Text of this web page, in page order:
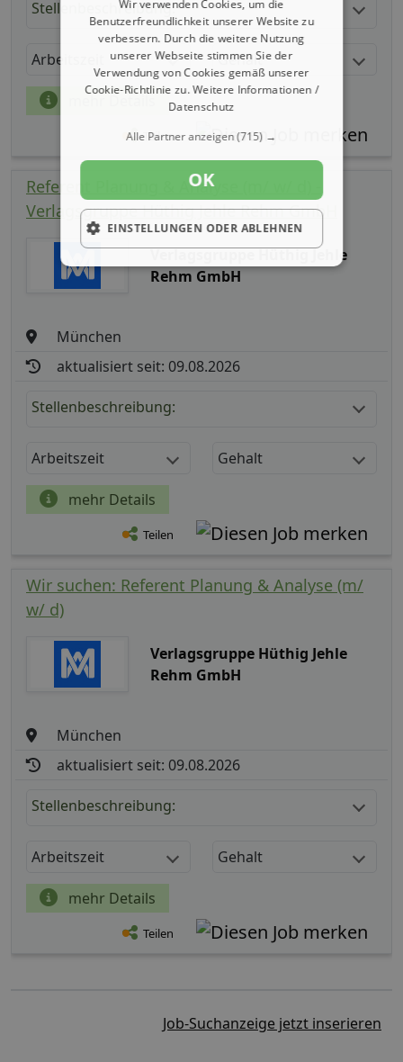
Stellenbeschreibung:
Arbeitszeit Gehalt
mehr Details
Teilen
Referent Planung & Analyse (m/ w/ d) -
Verlagsgruppe Hüthig Jehle Rehm GmbH
Verlagsgruppe Hüthig Jehle
Rehm GmbH
München
aktualisiert seit: 09.08.2026
Stellenbeschreibung:
Arbeitszeit Gehalt
mehr Details
Teilen
Wir suchen: Referent Planung & Analyse (m/
w/ d)
Verlagsgruppe Hüthig Jehle
Rehm GmbH
München
aktualisiert seit: 09.08.2026
Stellenbeschreibung:
Arbeitszeit Gehalt
mehr Details
Teilen
Job-Suchanzeige jetzt inserieren
Wir verwenden Cookies, um die
Benutzerfreundlichkeit unserer Website zu
verbessern. Durch die weitere Nutzung
unserer Webseite stimmen Sie der
Verwendung von Cookies gemäß unserer
Cookie-Richtlinie zu.Weitere Informationen /
Datenschutz
Alle Partner anzeigen(715) →
OK
EINSTELLUNGEN ODER ABLEHNEN